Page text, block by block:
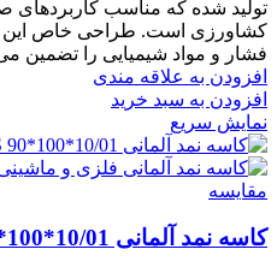
تولید شده که مناسب کاربردهای
کشاورزی است. طراحی خاص این
فشار و مواد شیمیایی را تضمین
افزودن به علاقه مندی
افزودن به سبد خرید
نمایش سریع
مقايسه
کاسه نمد آلمانی Kaco DFS 90*100*10/01